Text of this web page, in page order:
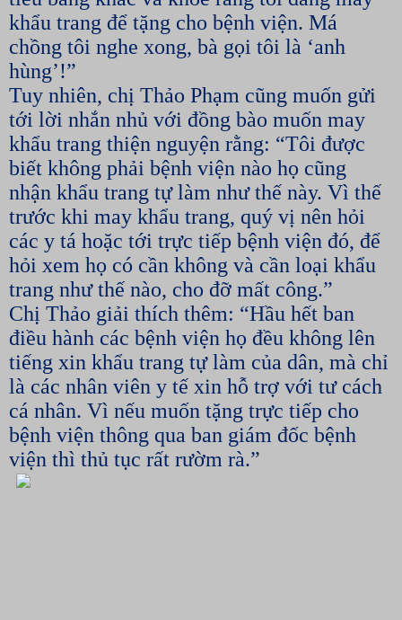
khẩu trang để tặng cho bệnh viện. Má
chồng tôi nghe xong, bà gọi tôi là ‘anh
hùng’!”
Tuy nhiên, chị Thảo Phạm cũng muốn gửi
tới lời nhắn nhủ với đồng bào muốn may
khẩu trang thiện nguyện rằng: “Tôi được
biết không phải bệnh viện nào họ cũng
nhận khẩu trang tự làm như thế này. Vì thế
trước khi may khẩu trang, quý vị nên hỏi
các y tá hoặc tới trực tiếp bệnh viện đó, để
hỏi xem họ có cần không và cần loại khẩu
trang như thế nào, cho đỡ mất công.”
Chị Thảo giải thích thêm: “Hầu hết ban
điều hành các bệnh viện họ đều không lên
tiếng xin khẩu trang tự làm của dân, mà chỉ
là các nhân viên y tế xin hỗ trợ với tư cách
cá nhân. Vì nếu muốn tặng trực tiếp cho
bệnh viện thông qua ban giám đốc bệnh
viện thì thủ tục rất rườm rà.”